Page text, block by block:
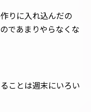
りに入れ込んだの
であまりやらなくな
ことは週末にいろい